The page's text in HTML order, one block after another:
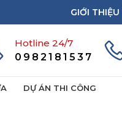
GIỚI THIỆU
Hotline 24/7
0982181537
DỰ ÁN THI CÔNG